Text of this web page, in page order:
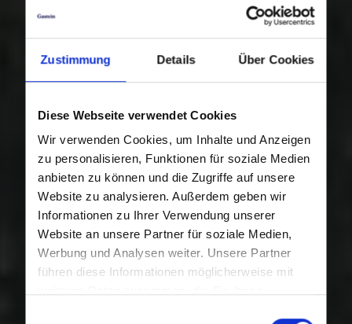
Zustimmung Details Über Cookies
Diese Webseite verwendet Cookies
Wir verwenden Cookies, um Inhalte und Anzeigen
zu personalisieren, Funktionen für soziale Medien
anbieten zu können und die Zugriffe auf unsere
Website zu analysieren. Außerdem geben wir
Informationen zu Ihrer Verwendung unserer
Website an unsere Partner für soziale Medien,
Werbung und Analysen weiter. Unsere Partner
führen diese Informationen möglicherweise mit